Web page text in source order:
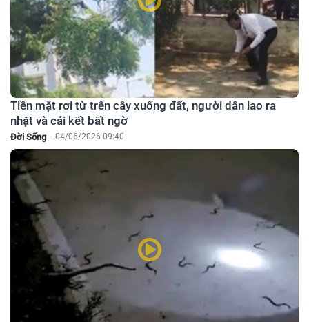
Tiền mặt rơi từ trên cây xuống đất, người dân lao ra
nhặt và cái kết bất ngờ
Đời Sống - 04/06/2026 09:40